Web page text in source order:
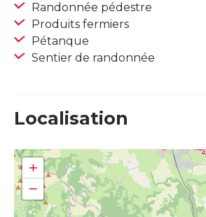
Randonnée pédestre
Produits fermiers
Pétanque
Sentier de randonnée
Localisation
+
−